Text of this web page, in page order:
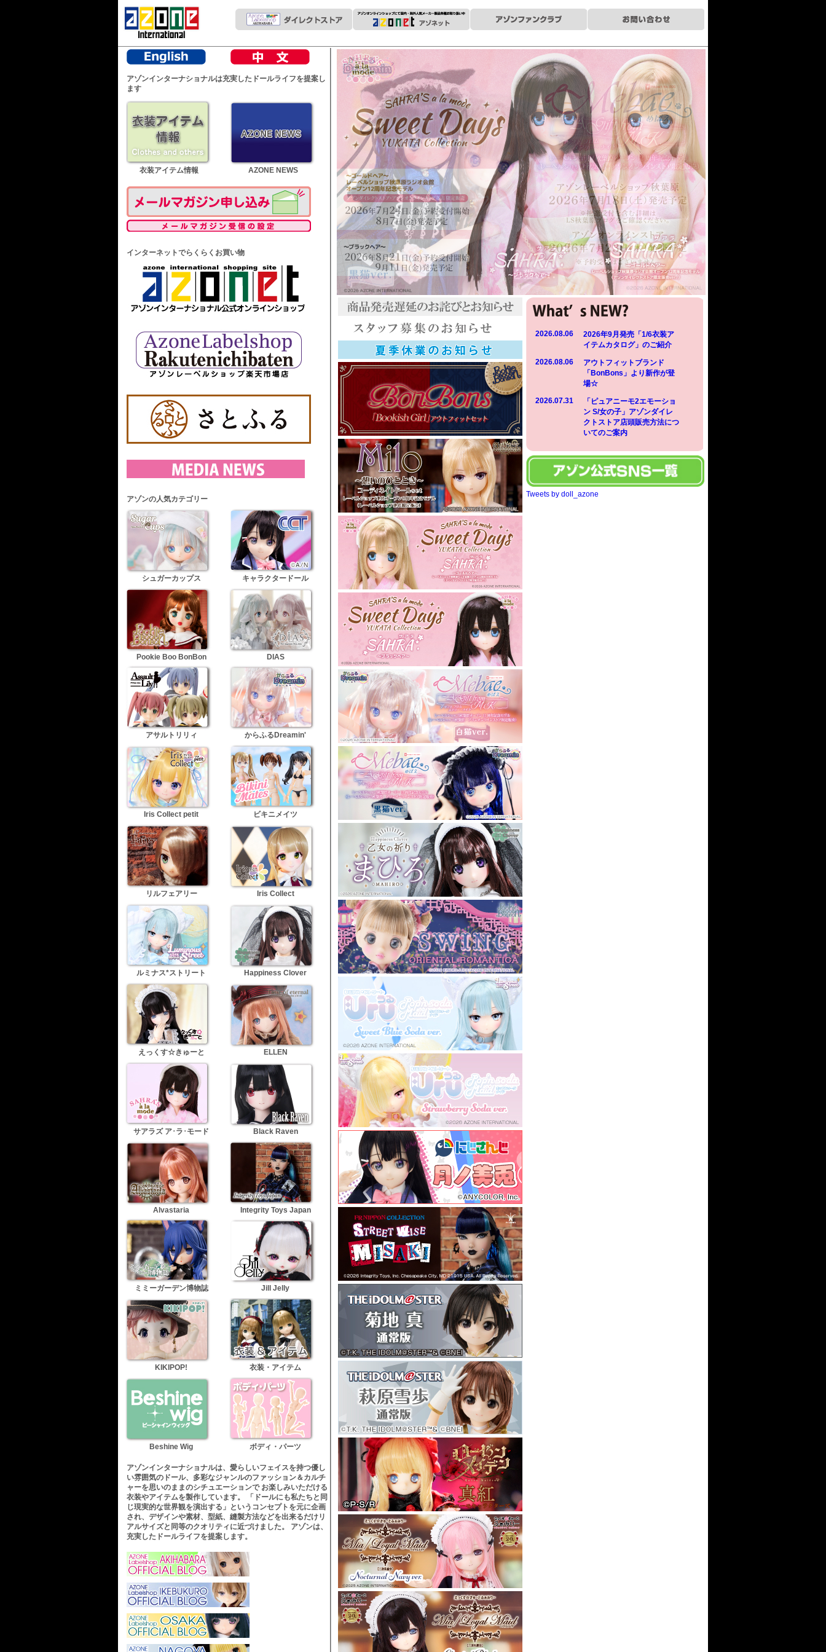
アゾンインターナショナルは充実したドールライフを提案し
ます
衣装アイテム情報 AZONE NEWS
インターネットでらくらくお買い物
アゾンの人気カテゴリー
シュガーカップス キャラクタードール
Pookie Boo BonBon DIAS
アサルトリリィ からふるDreamin'
Iris Collect petit ビキニメイツ
リルフェアリー Iris Collect
ルミナス*ストリート Happiness Clover
えっくす☆きゅーと ELLEN
サアラズ ア･ラ･モード Black Raven
Alvastaria Integrity Toys Japan
ミミーガーデン博物誌 Jill Jelly
KIKIPOP! 衣装・アイテム
Beshine Wig ボディ・パーツ
アゾンインターナショナルは、愛らしいフェイスを持つ優し
い雰囲気のドール、多彩なジャンルのファッション＆カルチ
ャーを思いのままのシチュエーションで お楽しみいただける
衣装やアイテムを製作しています。 「ドールにも私たちと同
じ現実的な世界観を演出する」というコンセプトを元に企画
され、デザインや素材、型紙、縫製方法などを出来るだけリ
アルサイズと同等のクオリティに近づけました。 アゾンは、
充実したドールライフを提案します。
2026.08.06
2026年9月発売「1/6衣装ア
イテムカタログ」のご紹介
2026.08.06
アウトフィットブランド
「BonBons」より新作が登
場☆
2026.07.31
「ピュアニーモ2エモーショ
ン S/女の子」アゾンダイレ
クトストア店頭販売方法につ
いてのご案内
Tweets by doll_azone